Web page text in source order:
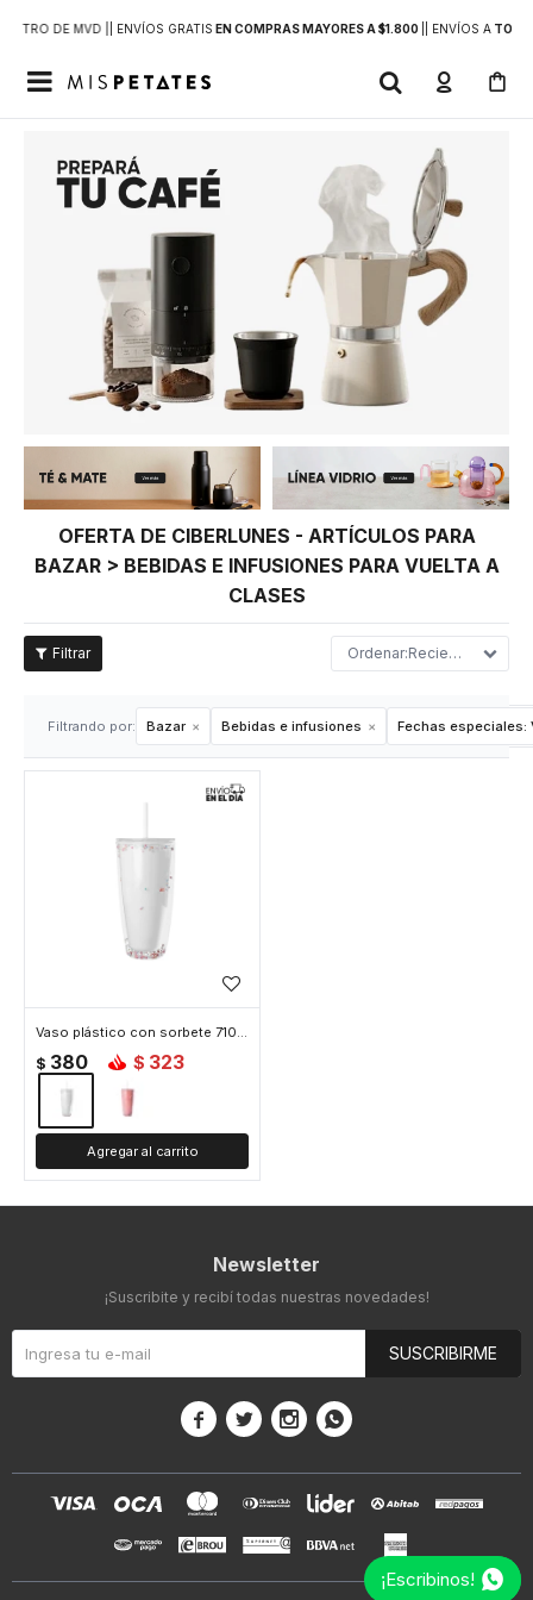
DE MVD | | ENVÍOS GRATIS EN COMPRAS MAYORES A $1.800 | ENVÍOS ATODO

OFERTA DE CIBERLUNES - ARTÍCULOS PARA
BAZAR > BEBIDAS E INFUSIONES PARA VUELTA A
CLASES
Recientes
Filtrando por: Bazar Bebidas e infusiones Fechas especiales:
Vaso plástico con sorbete 710ml - Blanco
$ 380 $ 323
Newsletter
¡Suscribite y recibí todas nuestras novedades!
SUSCRIBIRME
   
¡Escribinos!